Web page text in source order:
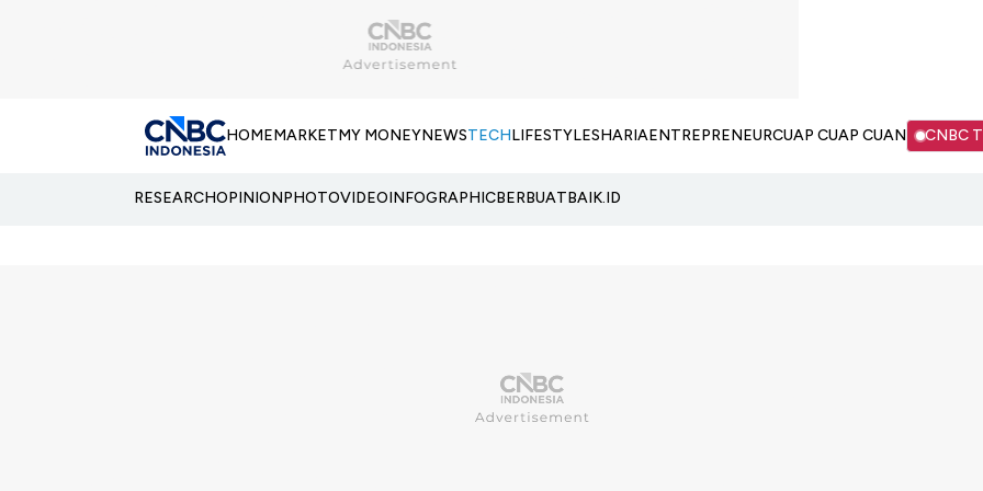
HOMEMARKETMY MONEYNEWSTECHLIFESTYLESHARIAENTREPRENEURCUAP CUAP CUAN CNBC
RESEARCHOPINIONPHOTOVIDEOINFOGRAPHICBERBUATBAIK.ID